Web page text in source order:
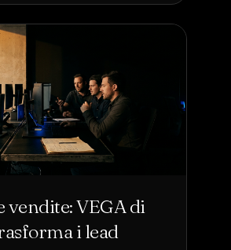
vendite: VEGA di
i lead